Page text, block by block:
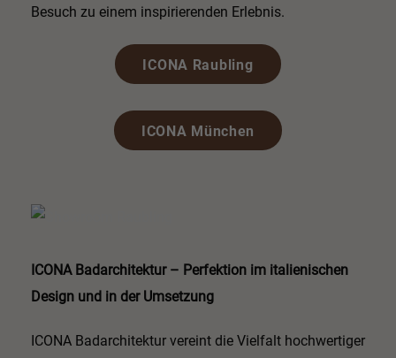
Besuch zu einem inspirierenden Erlebnis.
ICONA Raubling
ICONA München
ICONA Badarchitektur – Perfektion im italienischen
Design und in der Umsetzung
ICONA Badarchitektur vereint die Vielfalt hochwertiger